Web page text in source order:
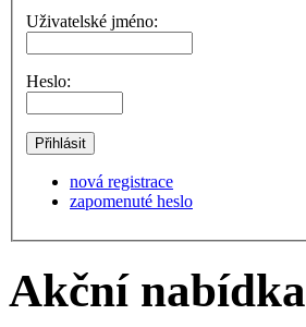
Uživatelské jméno:
Heslo:
nová registrace
zapomenuté heslo
Akční nabídka